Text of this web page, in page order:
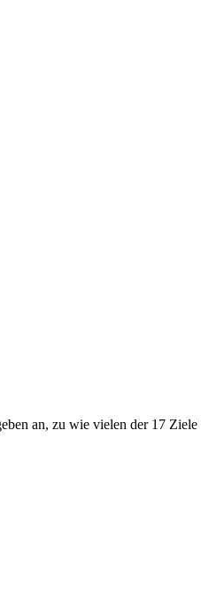
an, zu wie vielen der 17